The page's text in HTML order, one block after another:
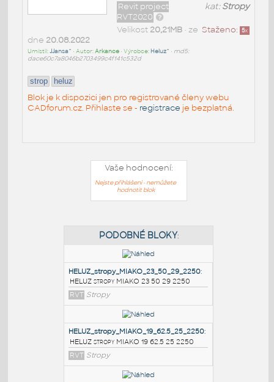
kat:Stropy
Revit project
RVT2020
Staženo: 5x
Velikost 20,21MB• ze
dne 20.08.2022
Umístil:JJansa^ • Autor:Arkance• Výrobce: Heluz^ • md5:
dace60c7a8046b2703499c4f141c532d
strop heluz
Blok je k dispozici jen pro registrované členy webu
CADforum.cz. Přihlaste se - registrace je bezplatná.
Vaše hodnocení:
Nejste přihlášeni - nemůžete
hodnotit blok
PODOBNÉ BLOKY
HELUZ_stropy_MIAKO_23_50_29_2250